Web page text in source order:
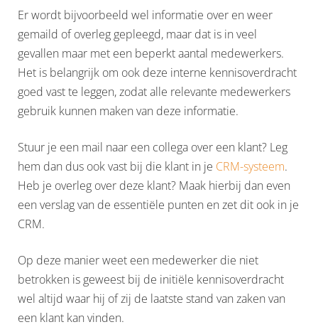
Er wordt bijvoorbeeld wel informatie over en weer
gemaild of overleg gepleegd, maar dat is in veel
gevallen maar met een beperkt aantal medewerkers.
Het is belangrijk om ook deze interne kennisoverdracht
goed vast te leggen, zodat alle relevante medewerkers
gebruik kunnen maken van deze informatie.
Stuur je een mail naar een collega over een klant? Leg
hem dan dus ook vast bij die klant in je CRM-systeem.
Heb je overleg over deze klant? Maak hierbij dan even
een verslag van de essentiële punten en zet dit ook in je
CRM.
Op deze manier weet een medewerker die niet
betrokken is geweest bij de initiële kennisoverdracht
wel altijd waar hij of zij de laatste stand van zaken van
een klant kan vinden.